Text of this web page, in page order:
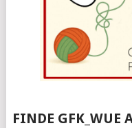
FINDE GFK_WUE